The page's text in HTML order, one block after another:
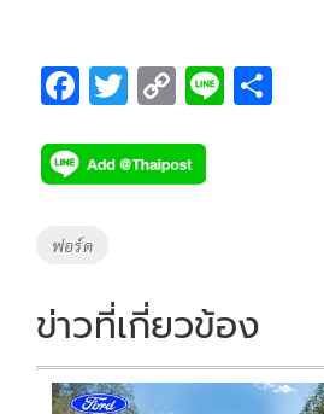
F
e
b
o
k
T
tt
er
C
p
y
k
Li
Tags
ฟอร์ด
ข่าวที่เกี่ยวข้อง